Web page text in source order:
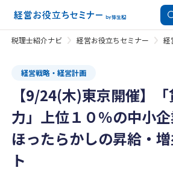
税理士紹介ナビ 経営お役立ちセミナー 経
経営戦略・経営計画
【9/24(木)東京開催】
力」上位１０％の中小企
ほったらかしの昇給・
ト